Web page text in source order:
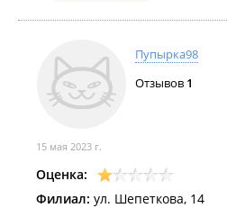
Пупырка98
Отзывов 1
15 мая 2023 г.
Оценка:
Филиал: ул. Шепеткова, 14